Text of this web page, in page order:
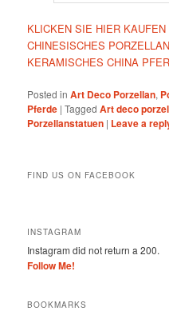
KLICKEN SIE HIER
CHINESISCHES
KERAMISCHES CHINA
Posted in Art Deco Porzellan,
Pferde |Tagged Art deco
Porzellanstatuen | Leave a
FIND US ON FACEBOOK
INSTAGRAM
Instagram did not return a 200.
Follow Me!
BOOKMARKS